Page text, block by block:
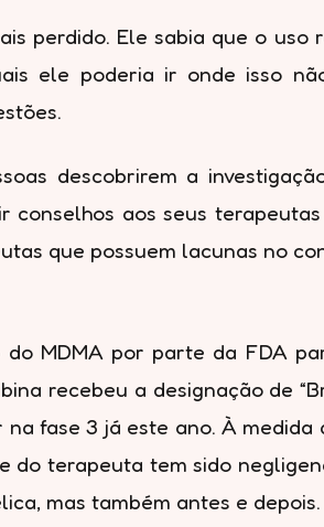
perdido. Ele sabia que o
ele poderia ir onde isso
descobrirem a
conselhos aos seus
que possuem lacunas no
do MDMA por parte da FDA
recebeu a designação de
fase 3 já este ano. À
do terapeuta tem sido
mas também antes e depois.